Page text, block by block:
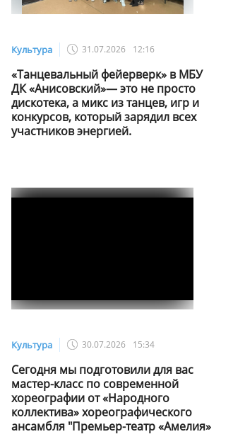
Культура 31.07.2026 12:16
«Танцевальный фейерверк» в МБУ
ДК «Анисовский»— это не просто
дискотека, а микс из танцев, игр и
конкурсов, который зарядил всех
участников энергией.
Культура 30.07.2026 15:34
Сегодня мы подготовили для вас
мастер-класс по современной
хореографии от «Народного
коллектива» хореографического
ансамбля "Премьер-театр «Амелия»